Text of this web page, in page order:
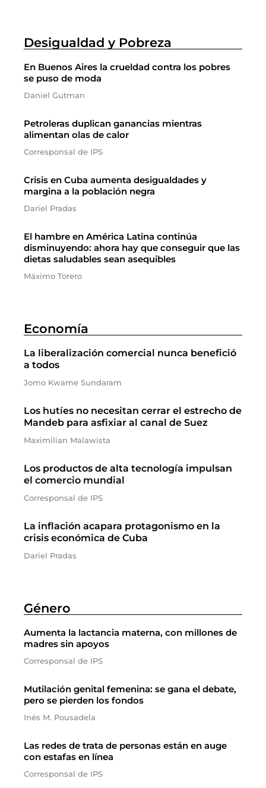
Desigualdad y Pobreza
En Buenos Aires la crueldad contra los pobres
se puso de moda
Daniel Gutman
Petroleras duplican ganancias mientras
alimentan olas de calor
Corresponsal de IPS
Crisis en Cuba aumenta desigualdades y
margina a la población negra
Dariel Pradas
El hambre en América Latina continúa
disminuyendo: ahora hay que conseguir que las
dietas saludables sean asequibles
Máximo Torero
Economía
La liberalización comercial nunca benefició
a todos
Jomo Kwame Sundaram
Los hutíes no necesitan cerrar el estrecho de
Mandeb para asfixiar al canal de Suez
Maximilian Malawista
Los productos de alta tecnología impulsan
el comercio mundial
Corresponsal de IPS
La inflación acapara protagonismo en la
crisis económica de Cuba
Dariel Pradas
Género
Aumenta la lactancia materna, con millones de
madres sin apoyos
Corresponsal de IPS
Mutilación genital femenina: se gana el debate,
pero se pierden los fondos
Inés M. Pousadela
Las redes de trata de personas están en auge
con estafas en línea
Corresponsal de IPS